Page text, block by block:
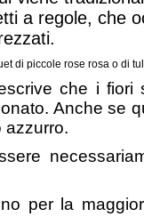
a regole, che
di piccole rose rosa o di
che i fiori
Anche se
azzurro.
per la